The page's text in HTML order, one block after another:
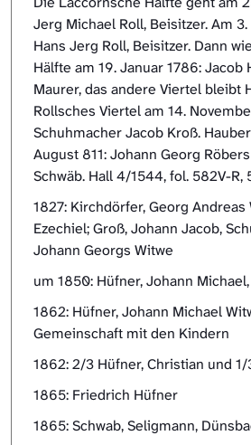
Jerg Michael Roll, Beisitzer. Am
Hans Jerg Roll, Beisitzer. Dann
Hälfte am 19. Januar 1786: Jacob
Maurer, das andere Viertel bleibt
Rollsches Viertel am 14.
Schuhmacher Jacob Kroß.
August 811: Johann Georg
Schwäb. Hall 4/1544, fol. 582V-R,
1827: Kirchdörfer, Georg Andreas
Ezechiel; Groß, Johann Jacob,
Johann Georgs Witwe
um 1850: Hüfner, Johann
1862: Hüfner, Johann Michael
Gemeinschaft mit den Kindern
1862: 2/3 Hüfner, Christian und
1865: Friedrich Hüfner
1865: Schwab, Seligmann,